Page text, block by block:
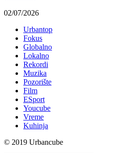
02/07/2026
Urbantop
Fokus
Globalno
Lokalno
Rekordi
Muzika
Pozorište
Film
ESport
Youcube
Vreme
Kuhinja
© 2019 Urbancube